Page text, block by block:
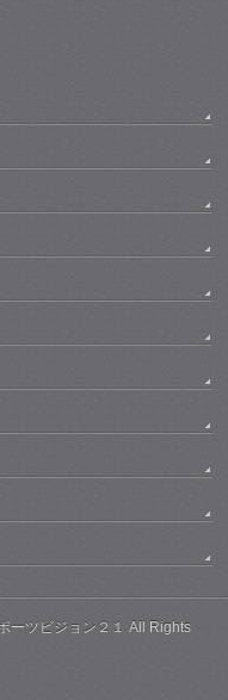
ツビジョン２１ All Rights